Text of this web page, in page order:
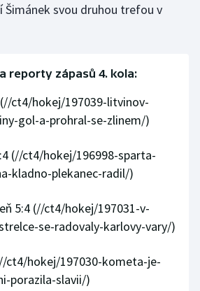
svou druhou trefou v
reporty zápasů 4. kola:
(//ct4/hokej/197039-litvinov-
gol-a-prohral-se-zlinem/)
(//ct4/hokej/196998-sparta-
kladno-plekanec-radil/)
5:4 (//ct4/hokej/197031-v-
se-radovaly-karlovy-vary/)
ct4/hokej/197030-kometa-je-
porazila-slavii/)